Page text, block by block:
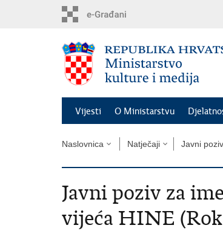
Vijesti O Ministarstvu
Naslovnica Natječaji Javni
Javni poziv za
vijeća HINE (Rok: